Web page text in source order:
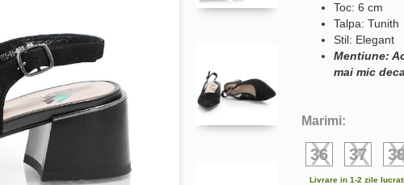
Toc: 6 cm
Talpa: Tunith
Stil: Elegant
Mentiune:
mai mic
Marimi:
36 37
Livrare in 1-2 zile